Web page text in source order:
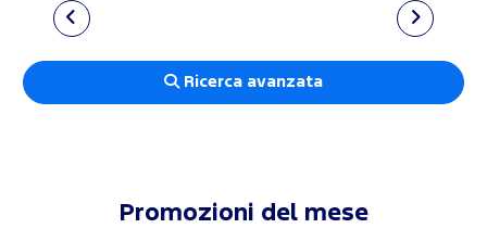
Ricerca avanzata
Promozioni del mese